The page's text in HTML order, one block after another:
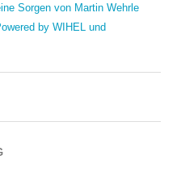
Sorgen von Martin Wehrle
by WIHEL und